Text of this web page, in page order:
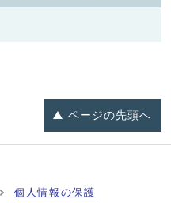
ページの先頭へ
個人情報の保護